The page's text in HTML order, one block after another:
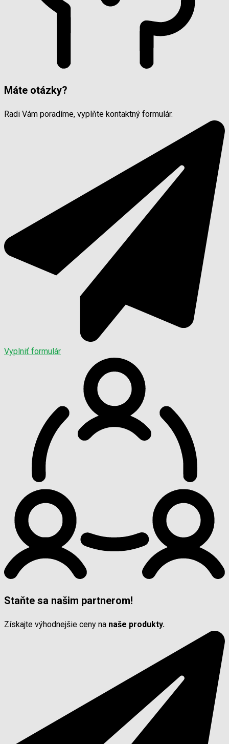
Máte otázky?
Radi Vám poradíme, vyplňte kontaktný formulár.
Vyplniť formulár
Staňte sa našim partnerom!
Získajte výhodnejšie ceny na naše produkty.